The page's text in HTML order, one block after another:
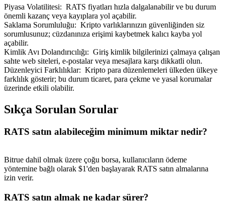
Piyasa Volatilitesi: RATS fiyatları hızla dalgalanabilir ve bu durum
önemli kazanç veya kayıplara yol açabilir.
Saklama Sorumluluğu: Kripto varlıklarınızın güvenliğinden siz
sorumlusunuz; cüzdanınıza erişimi kaybetmek kalıcı kayba yol
açabilir.
Kimlik Avı Dolandırıcılığı: Giriş kimlik bilgilerinizi çalmaya çalışan
sahte web siteleri, e-postalar veya mesajlara karşı dikkatli olun.
Düzenleyici Farklılıklar: Kripto para düzenlemeleri ülkeden ülkeye
farklılık gösterir; bu durum ticaret, para çekme ve yasal korumalar
üzerinde etkili olabilir.
Sıkça Sorulan Sorular
RATS satın alabileceğim minimum miktar nedir?
Bitrue dahil olmak üzere çoğu borsa, kullanıcıların ödeme
yöntemine bağlı olarak $1'den başlayarak RATS satın almalarına
izin verir.
RATS satın almak ne kadar sürer?